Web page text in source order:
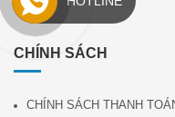
CHÍNH SÁCH
CHÍNH SÁCH THANH